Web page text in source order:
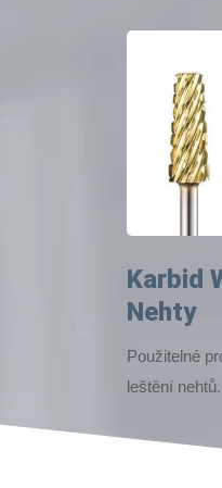
Karbid
Nehty
Použitelné
leštění nehtů.